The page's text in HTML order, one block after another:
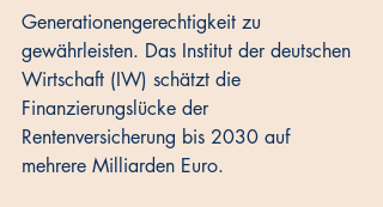
Generationengerechtigkeit zu
gewährleisten. Das Institut der deutschen
Wirtschaft (IW) schätzt die
Finanzierungslücke der
Rentenversicherung bis 2030 auf
mehrere Milliarden Euro.